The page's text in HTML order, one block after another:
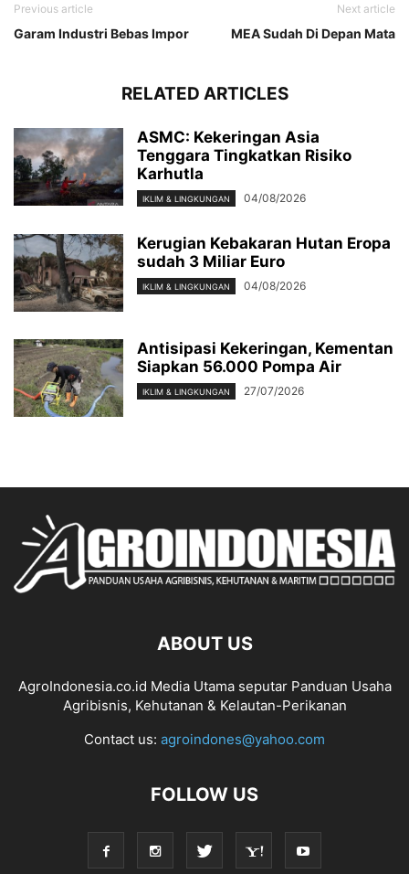
Previous article
Garam Industri Bebas Impor
Next article
MEA Sudah Di Depan Mata
RELATED ARTICLES
ASMC: Kekeringan Asia
Tenggara Tingkatkan Risiko
Karhutla
IKLIM & LINGKUNGAN 04/08/2026
Kerugian Kebakaran Hutan Eropa
sudah 3 Miliar Euro
IKLIM & LINGKUNGAN 04/08/2026
Antisipasi Kekeringan, Kementan
Siapkan 56.000 Pompa Air
IKLIM & LINGKUNGAN 27/07/2026
ABOUT US
AgroIndonesia.co.id Media Utama seputar Panduan Usaha
Agribisnis, Kehutanan & Kelautan-Perikanan
Contact us: agroindones@yahoo.com
FOLLOW US